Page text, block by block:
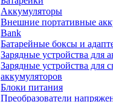
Аккумуляторы
Внешние портативные
Bank
Батарейные боксы и
Зарядные устройства для
Зарядные устройства для
аккумуляторов
Блоки питания
Преобразователи